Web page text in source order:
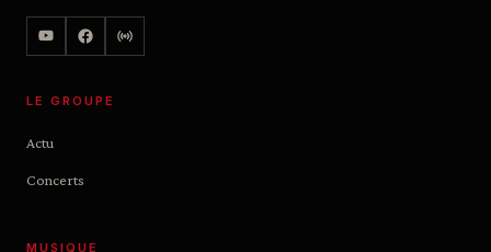
LE GROUPE
Actu
Concerts
MUSIQUE